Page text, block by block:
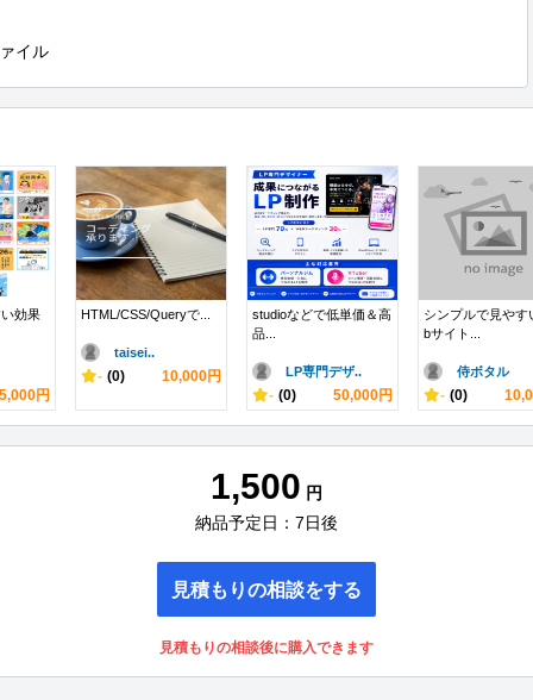
イル
効果
5,000円
HTML/CSS/Queryで...
taisei..
- (0) 10,000円
studioなどで低単価＆高
品...
LP専門デザ..
- (0) 50,000円
シンプルで見やす
bサイト...
侍ボタル
- (0)
1,500 円
納品予定日：7日後
見積もりの相談をする
見積もりの相談後に購入できます